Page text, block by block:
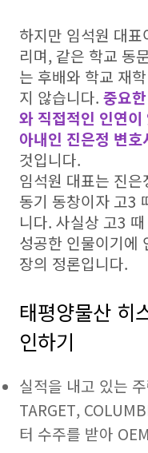
하지만 임석원 대
리며, 같은 학교 동
는 후배와 학교 재
지 않습니다. 중요
와 직접적인 인연
아내인 진은정 변
것입니다.
임석원 대표는 진
동기 동창이자 고3
니다. 사실상 고3
성공한 인물이기에
장의 정론입니다.
태평양물산 히
인하기
실적을 내고 있는
TARGET,
터 수주를 받아